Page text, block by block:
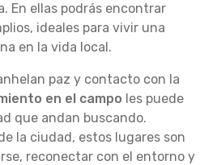
En ellas podrás encontrar
ideales para vivir una
en la vida local.
paz y contacto con la
en el campo les puede
que andan buscando.
la ciudad, estos lugares son
reconectar con el entorno y